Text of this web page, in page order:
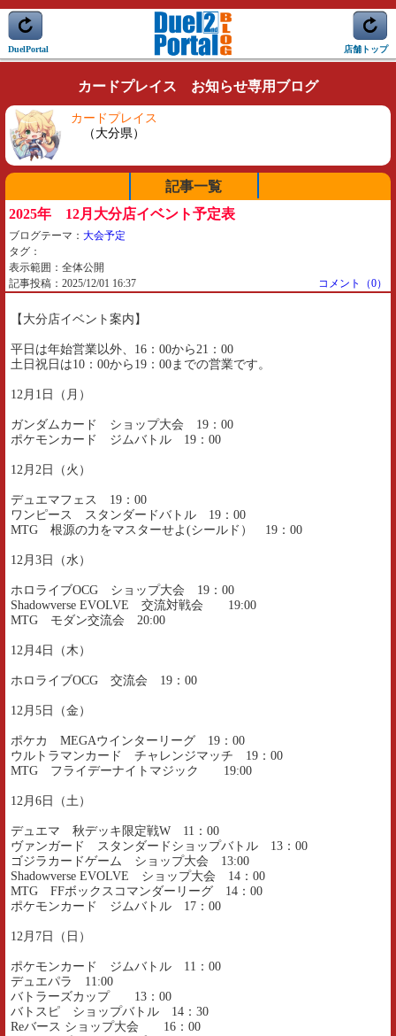
DuelPortal 店舗トップ
カードプレイス お知らせ専用ブログ
カードプレイス
（大分県）
記事一覧
2025年 12月大分店イベント予定表
ブログテーマ： 大会予定
タグ：
表示範囲：全体公開
記事投稿：2025/12/01 16:37
コメント（0）
【大分店イベント案内】
平日は年始営業以外、16：00から21：00
土日祝日は10：00から19：00までの営業です。
12月1日（月）
ガンダムカード ショップ大会 19：00
ポケモンカード ジムバトル 19：00
12月2日（火）
デュエマフェス 19：00
ワンピース スタンダードバトル 19：00
MTG 根源の力をマスターせよ(シールド） 19：00
12月3日（水）
ホロライブOCG ショップ大会 19：00
Shadowverse EVOLVE 交流対戦会 19:00
MTG モダン交流会 20:00
12月4日（木）
ホロライブOCG 交流会 19：00
12月5日（金）
ポケカ MEGAウインターリーグ 19：00
ウルトラマンカード チャレンジマッチ 19：00
MTG フライデーナイトマジック 19:00
12月6日（土）
デュエマ 秋デッキ限定戦W 11：00
ヴァンガード スタンダードショップバトル 13：00
ゴジラカードゲーム ショップ大会 13:00
Shadowverse EVOLVE ショップ大会 14：00
MTG FFボックスコマンダーリーグ 14：00
ポケモンカード ジムバトル 17：00
12月7日（日）
ポケモンカード ジムバトル 11：00
デュエパラ 11:00
バトラーズカップ 13：00
バトスピ ショップバトル 14：30
Reバース ショップ大会 16：00